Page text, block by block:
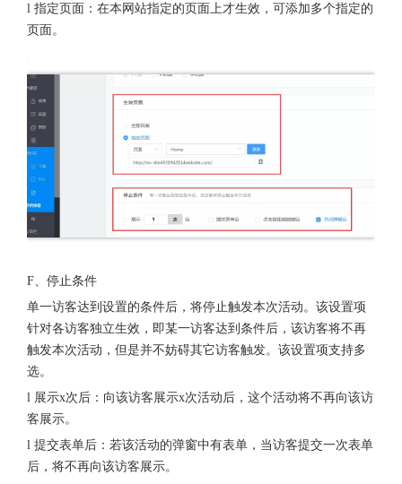
l 指定页面：在本网站指定的页面上才生效，可添加多个指定的
页面。
F、停止条件
单一访客达到设置的条件后，将停止触发本次活动。该设置项
针对各访客独立生效，即某一访客达到条件后，该访客将不再
触发本次活动，但是并不妨碍其它访客触发。该设置项支持多
选。
l 展示x次后：向该访客展示x次活动后，这个活动将不再向该访
客展示。
l 提交表单后：若该活动的弹窗中有表单，当访客提交一次表单
后，将不再向该访客展示。